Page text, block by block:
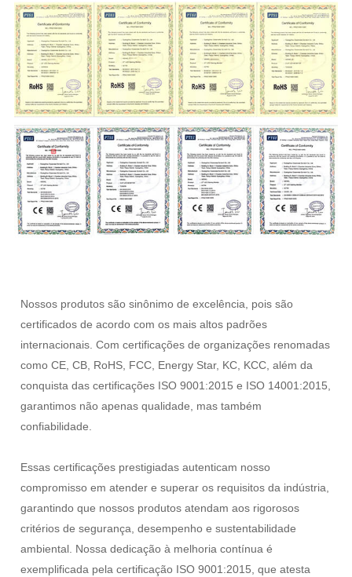
Nossos produtos são sinônimo de excelência, pois são
certificados de acordo com os mais altos padrões
internacionais. Com certificações de organizações renomadas
como CE, CB, RoHS, FCC, Energy Star, KC, KCC, além da
conquista das certificações ISO 9001:2015 e ISO 14001:2015,
garantimos não apenas qualidade, mas também
confiabilidade.
Essas certificações prestigiadas autenticam nosso
compromisso em atender e superar os requisitos da indústria,
garantindo que nossos produtos atendam aos rigorosos
critérios de segurança, desempenho e sustentabilidade
ambiental. Nossa dedicação à melhoria contínua é
exemplificada pela certificação ISO 9001:2015, que atesta